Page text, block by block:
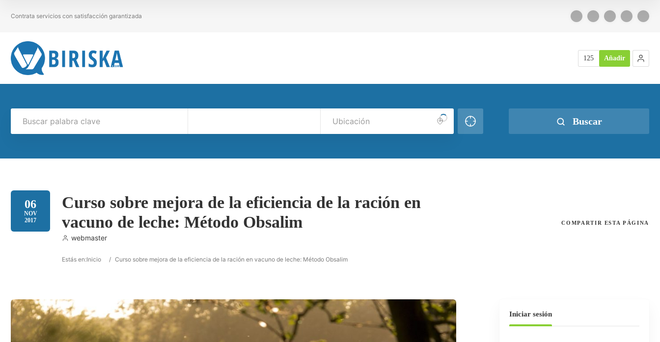
Contrata servicios con satisfacción garantizada
125 Añadir
Buscar
06
NOV
2017
Curso sobre mejora de la eficiencia de la ración en
vacuno de leche: Método Obsalim
webmaster
Estás en:Inicio / Curso sobre mejora de la eficiencia de la ración en vacuno de leche: Método Obsalim
COMPARTIR ESTA PÁGINA
Iniciar sesión